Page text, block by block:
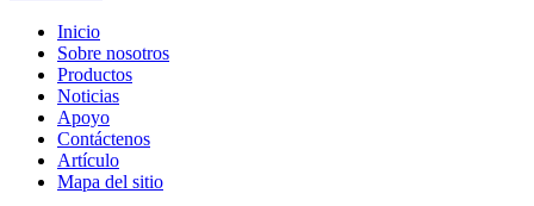
Inicio
Sobre nosotros
Productos
Noticias
Apoyo
Contáctenos
Artículo
Mapa del sitio